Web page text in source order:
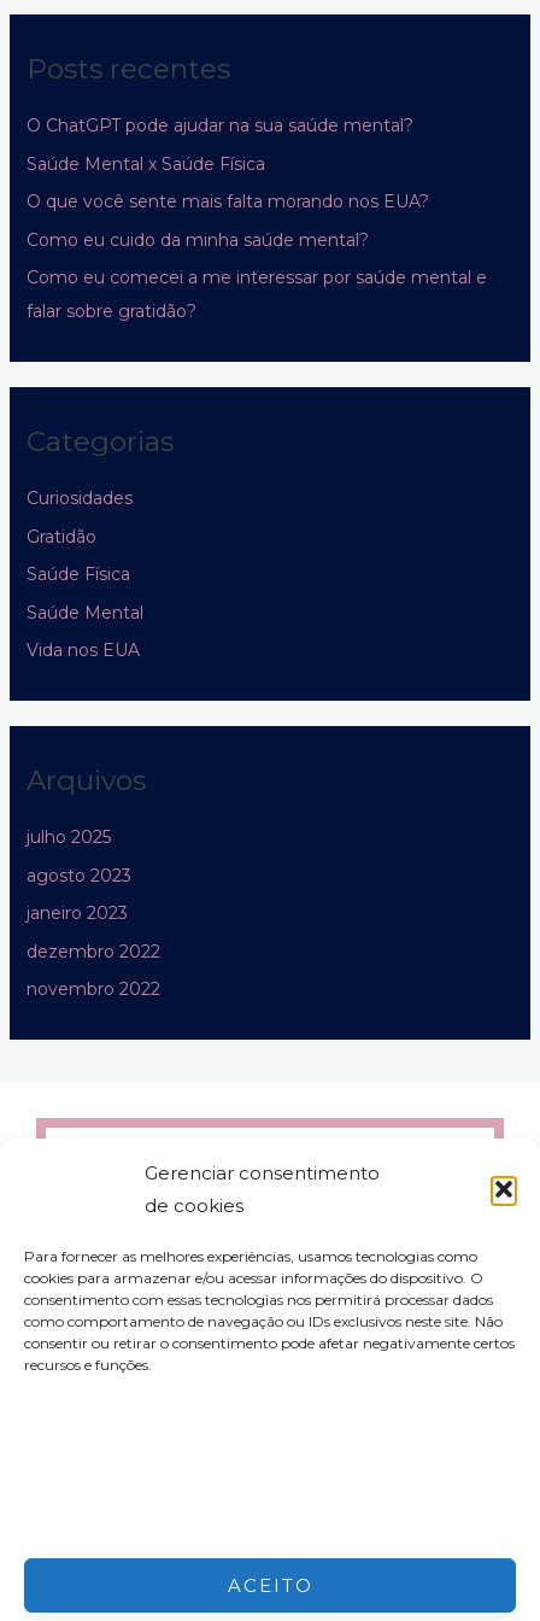
Gerenciar consentimento
de cookies
Para fornecer as melhores experiências, usamos tecnologias como
cookies para armazenar e/ou acessar informações do dispositivo. O
consentimento com essas tecnologias nos permitirá processar dados
como comportamento de navegação ou IDs exclusivos neste site. Não
consentir ou retirar o consentimento pode afetar negativamente certos
recursos e funções.
ACEITO
Posts recentes
O ChatGPT pode ajudar na sua saúde mental?
Saúde Mental x Saúde Física
O que você sente mais falta morando nos EUA?
Como eu cuido da minha saúde mental?
Como eu comecei a me interessar por saúde mental e
falar sobre gratidão?
Categorias
Curiosidades
Gratidão
Saúde Física
Saúde Mental
Vida nos EUA
Arquivos
julho 2025
agosto 2023
janeiro 2023
dezembro 2022
novembro 2022